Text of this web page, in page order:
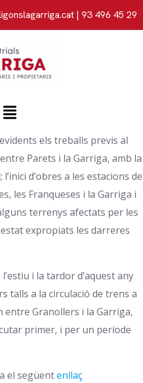
| 93 496 45 29
els treballs previs al
Parets i la Garriga, amb la
d’obres a les estacions de
les Franqueses i la Garriga i
terrenys afectats per les
expropiats les darreres
i la tardor d’aquest any
talls a la circulació de trens a
entre Granollers i la Garriga,
primer, i per un període
el següentenllaç